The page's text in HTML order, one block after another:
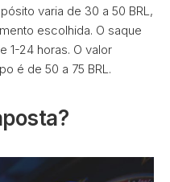
varia de 30 a 50 BRL,
escolhida. O saque
1-24 horas. O valor
é de 50 a 75 BRL.